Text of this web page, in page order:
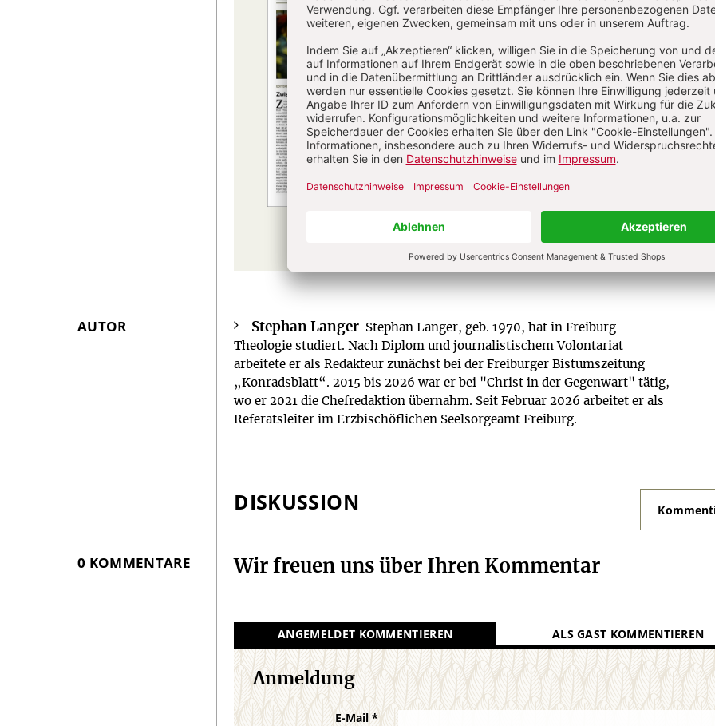
Unsere Wochenzeitschrift bietet Ihnen
Nachrichten und Berichte über aktuelle
Ereignisse aus christlicher Perspektive,
Analysen geistiger, politischer und
religiöser Entwicklungen sowie
für ein modernes christliches Leben.
Zum Kennenlernen: 4 Wochen gratis
Jetzt gratis testen
Überschrift
AUTOR Stephan Langer Stephan Langer, geb. 1970, hat in Freiburg
Theologie studiert. Nach Diplom und journalistischem Volontariat
arbeitete er als Redakteur zunächst bei der Freiburger Bistumszeitung
„Konradsblatt“. 2015 bis 2026 war er bei "Christ in der Gegenwart" tätig,
wo er 2021 die Chefredaktion übernahm. Seit Februar 2026 arbeitet er als
Referatsleiter im Erzbischöflichen Seelsorgeamt Freiburg.
DISKUSSION
0 KOMMENTARE Wir freuen uns über Ihren Kommentar
ANGEMELDET KOMMENTIEREN ALS GAST KOMMENTIEREN
Anmeldung
E-Mail *